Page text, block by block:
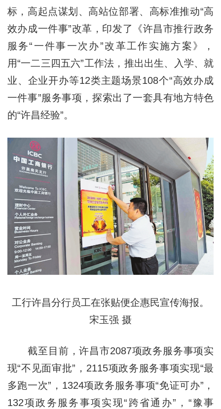
标，高起点谋划、高站位部署、高标准推动“高
效办成一件事”改革，印发了《许昌市推行政务
服务“一件事一次办”改革工作实施方案》，
用“一二三四五六”工作法，推出出生、入学、就
业、企业开办等12类主题场景108个“高效办成
一件事”服务事项，探索出了一套具有地方特色
的“许昌经验”。
工行许昌分行员工在张贴便企惠民宣传海报。
宋玉强 摄
截至目前，许昌市2087项政务服务事项实
现“不见面审批”，2115项政务服务事项实现“最
多跑一次”，1324项政务服务事项“免证可办”，
132项政务服务事项实现“跨省通办”，“豫事